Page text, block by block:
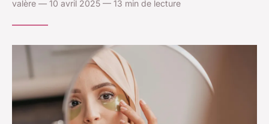
valère — 10 avril 2025 — 13 min de lecture